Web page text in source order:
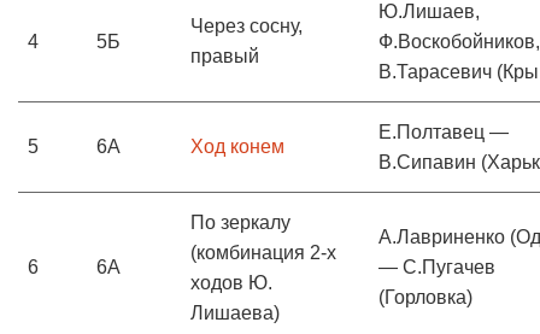
4 5Б
Через сосну,
правый
Ю.Лишаев,
Ф.Воскобойников,
В.Тарасевич
5 6А Ход конем
Е.Полтавец —
В.Сипавин
6 6А
По зеркалу
(комбинация 2-х
ходов Ю.
Лишаева)
А.Лавриненко
— С.Пугачев
(Горловка)